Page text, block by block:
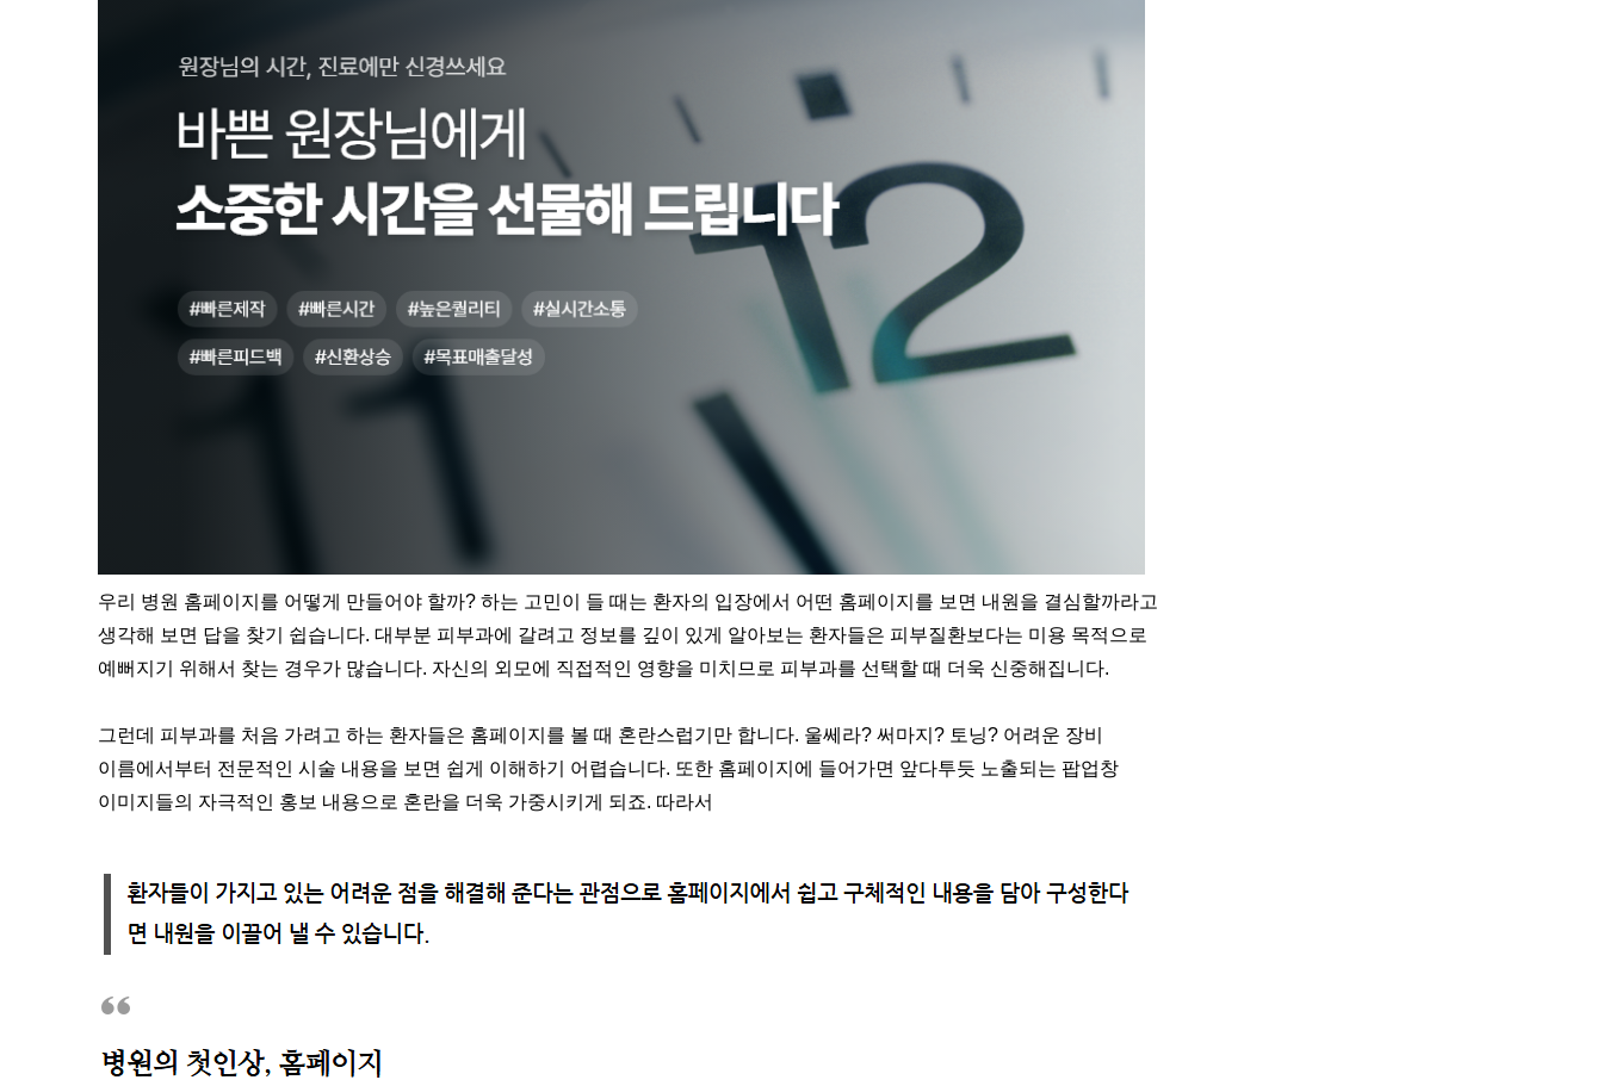
우리 병원 홈페이지를 어떻게 만들어야 할까? 하는 고민이 들 때는 환자의 입장에서 어떤 홈페이지를 보면 내원을 결심할까라고
생각해 보면 답을 찾기 쉽습니다. 대부분 피부과에 갈려고 정보를 깊이 있게 알아보는 환자들은 피부질환보다는 미용 목적으로
예뻐지기 위해서 찾는 경우가 많습니다. 자신의 외모에 직접적인 영향을 미치므로 피부과를 선택할 때 더욱 신중해집니다.
그런데 피부과를 처음 가려고 하는 환자들은 홈페이지를 볼 때 혼란스럽기만 합니다. 울쎄라? 써마지? 토닝? 어려운 장비
이름에서부터 전문적인 시술 내용을 보면 쉽게 이해하기 어렵습니다. 또한 홈페이지에 들어가면 앞다투듯 노출되는 팝업창
이미지들의 자극적인 홍보 내용으로 혼란을 더욱 가중시키게 되죠. 따라서